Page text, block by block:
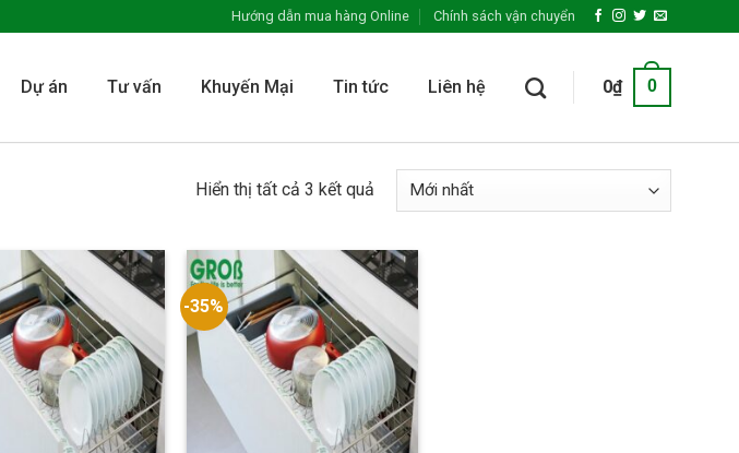
Hướng dẫn mua hàng Online Chính sách vận chuyển
Dự án Tư vấn Khuyến Mại Tin tức Liên hệ 0₫ 0
Hiển thị tất cả 3 kết quả
-35%